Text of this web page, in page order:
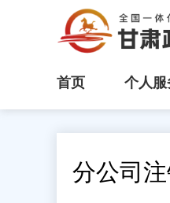
首页 个人服
分公司